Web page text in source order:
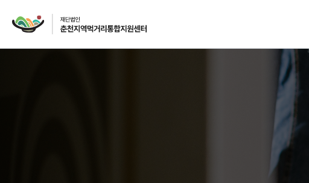
재단연혁